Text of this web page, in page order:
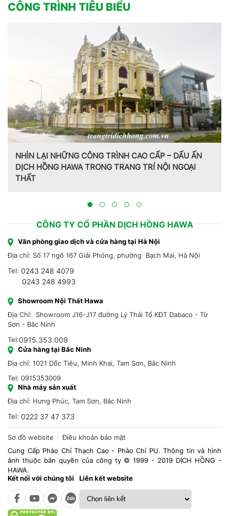
CÔNG TRÌNH TIÊU BIỂU
LẠI NHỮNG CÔNG TRÌNH CAO CẤP – DẤU ẤN
HỒNG HAWA TRONG TRANG TRÍ NỘI NGOẠI
CÔNG TY CỔ PHẦN DỊCH HỒNG HAWA
Văn phòng giao dịch và cửa hàng tại Hà Nội
Địa chỉ: Số 17 ngõ 167 Giải Phóng, phường Bạch Mai, Hà Nội
Tel: 0243 248 4079
0243 248 4993
Showroom Nội Thất Hawa
Địa Chỉ: Showroom J16-J17 đường Lý Thái Tổ KĐT Dabaco - Từ
Sơn - Bắc Ninh
Tel:0915.353.009
Cửa hàng tại Bắc Ninh
Địa chỉ: 1021 Dốc Tiêu, Minh Khai, Tam Sơn, Bắc Ninh
Tel: 0915353009
Nhà máy sản xuất
Địa chỉ: Hưng Phúc, Tam Sơn, Bắc Ninh
Tel: 0222 37 47 373
Sơ đồ website
Điều khoản bảo mật
Cung Cấp Phào Chỉ Thạch Cao - Phào Chỉ PU. Thông tin và hình
ảnh thuộc bản quyền của công ty © 1999 - 2019 DỊCH HỒNG -
HAWA.
Kết nối với chúng tôi
Liên kết website